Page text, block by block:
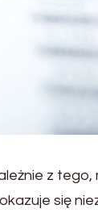
z tego,
się